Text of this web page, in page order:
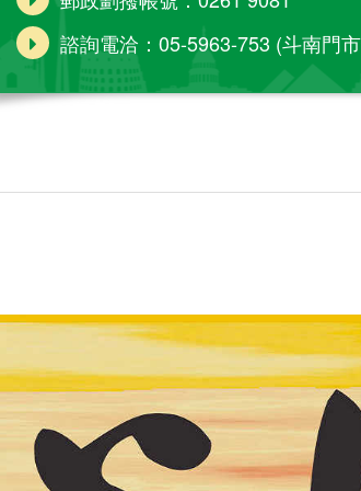
諮詢電洽：05-5963-753 (斗南門